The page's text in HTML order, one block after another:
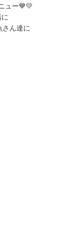
ュー💙💛
さん達に